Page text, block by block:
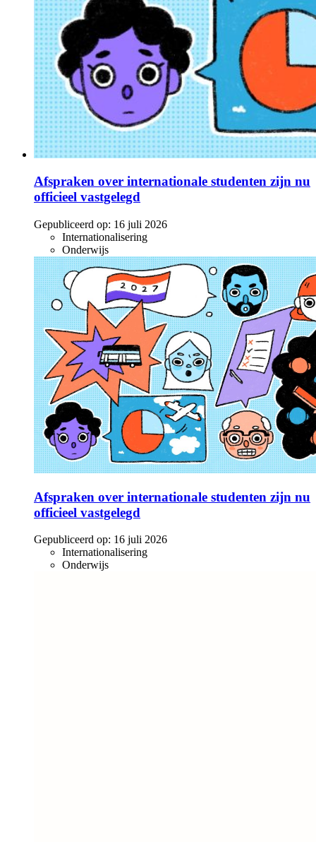
Afspraken over internationale studenten zijn nu
officieel vastgelegd
Gepubliceerd op: 16 juli 2026
Internationalisering
Onderwijs
Afspraken over internationale studenten zijn nu
officieel vastgelegd
Gepubliceerd op: 16 juli 2026
Internationalisering
Onderwijs